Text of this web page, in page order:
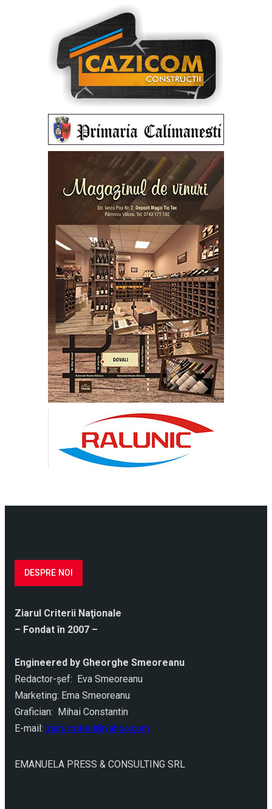
DESPRE NOI
Ziarul Criterii Naţionale
– Fondat în 2007 –
Engineered by Gheorghe Smeoreanu
Redactor-şef: Eva Smeoreanu
Marketing: Ema Smeoreanu
Grafician: Mihai Constantin
E-mail: ziarulcriterii@yahoo.com
EMANUELA PRESS & CONSULTING SRL